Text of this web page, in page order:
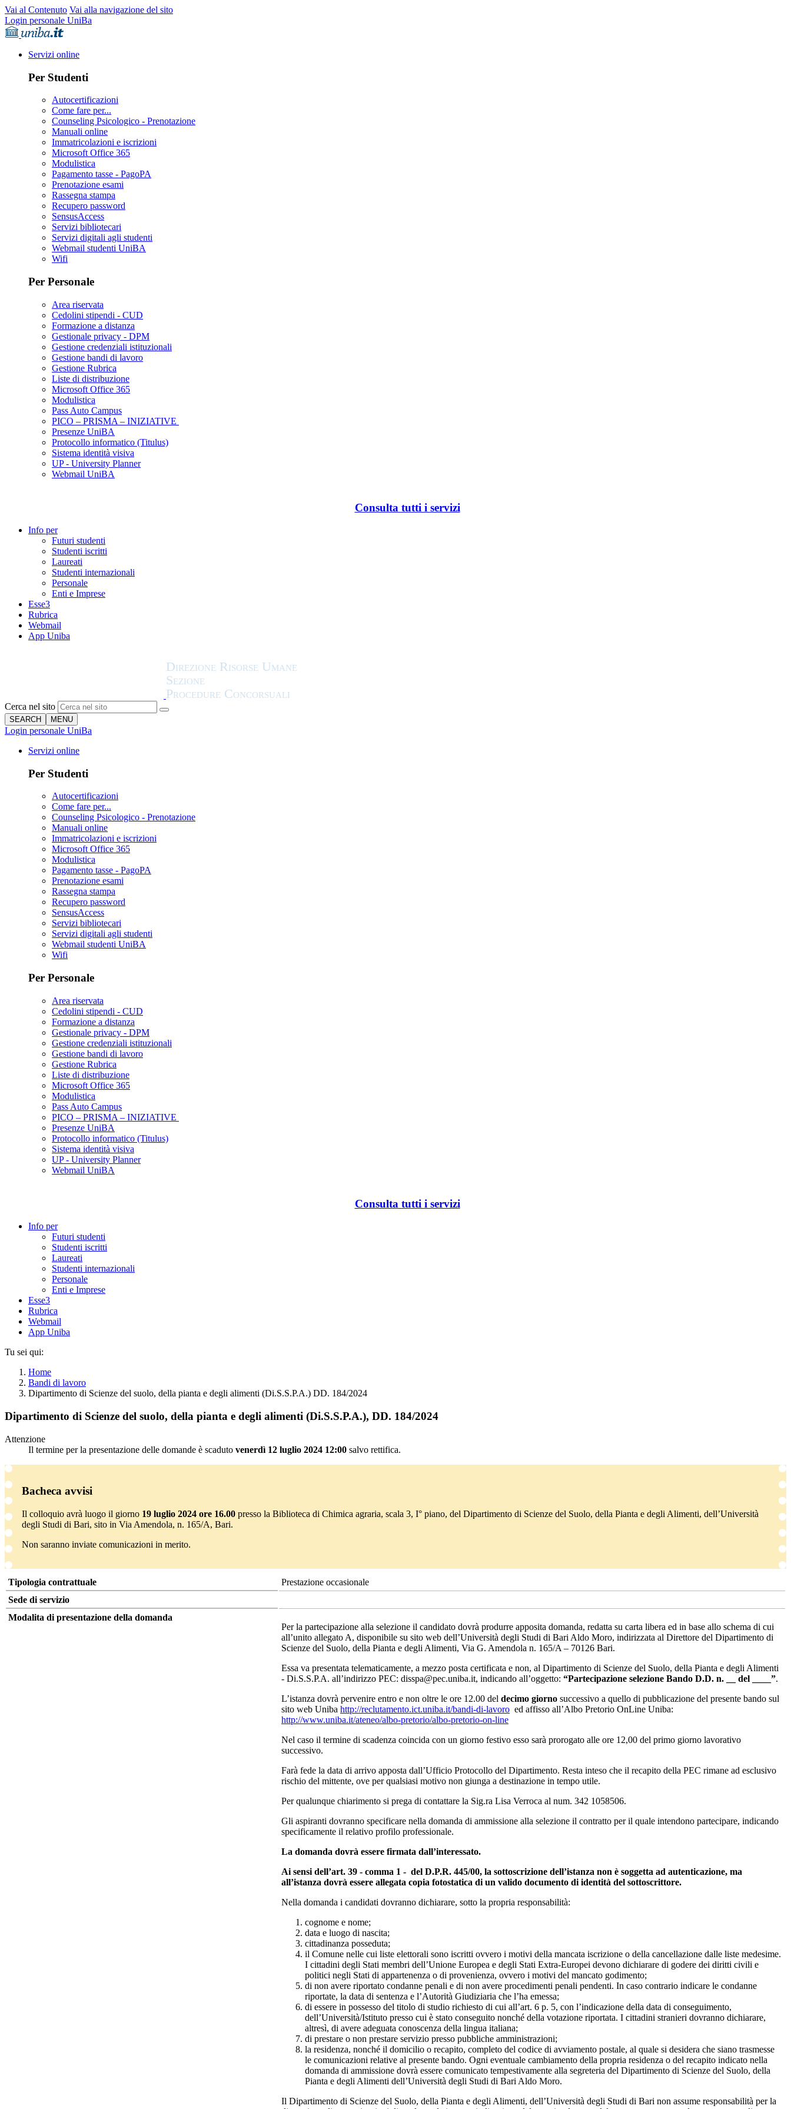
Vai al Contenuto Vai alla navigazione del sito
Login personale UniBa
Servizi online
Per Studenti
Autocertificazioni
Come fare per...
Counseling Psicologico - Prenotazione
Manuali online
Immatricolazioni e iscrizioni
Microsoft Office 365
Modulistica
Pagamento tasse - PagoPA
Prenotazione esami
Rassegna stampa
Recupero password
SensusAccess
Servizi bibliotecari
Servizi digitali agli studenti
Webmail studenti UniBA
Wifi
Per Personale
Area riservata
Cedolini stipendi - CUD
Formazione a distanza
Gestionale privacy - DPM
Gestione credenziali istituzionali
Gestione bandi di lavoro
Gestione Rubrica
Liste di distribuzione
Microsoft Office 365
Modulistica
Pass Auto Campus
PICO – PRISMA – INIZIATIVE
Presenze UniBA
Protocollo informatico (Titulus)
Sistema identità visiva
UP - University Planner
Webmail UniBA
Consulta tutti i servizi
Info per
Futuri studenti
Studenti iscritti
Laureati
Studenti internazionali
Personale
Enti e Imprese
Esse3
Rubrica
Webmail
App Uniba
Cerca nel sito
SEARCH MENU
Login personale UniBa
Servizi online
Per Studenti
Autocertificazioni
Come fare per...
Counseling Psicologico - Prenotazione
Manuali online
Immatricolazioni e iscrizioni
Microsoft Office 365
Modulistica
Pagamento tasse - PagoPA
Prenotazione esami
Rassegna stampa
Recupero password
SensusAccess
Servizi bibliotecari
Servizi digitali agli studenti
Webmail studenti UniBA
Wifi
Per Personale
Area riservata
Cedolini stipendi - CUD
Formazione a distanza
Gestionale privacy - DPM
Gestione credenziali istituzionali
Gestione bandi di lavoro
Gestione Rubrica
Liste di distribuzione
Microsoft Office 365
Modulistica
Pass Auto Campus
PICO – PRISMA – INIZIATIVE
Presenze UniBA
Protocollo informatico (Titulus)
Sistema identità visiva
UP - University Planner
Webmail UniBA
Consulta tutti i servizi
Info per
Futuri studenti
Studenti iscritti
Laureati
Studenti internazionali
Personale
Enti e Imprese
Esse3
Rubrica
Webmail
App Uniba
Tu sei qui:
Home
Bandi di lavoro
Dipartimento di Scienze del suolo, della pianta e degli alimenti (Di.S.S.P.A.) DD. 184/2024
Dipartimento di Scienze del suolo, della pianta e degli alimenti (Di.S.S.P.A.), DD. 184/2024
Attenzione
Il termine per la presentazione delle domande è scaduto venerdì 12 luglio 2024 12:00 salvo rettifica.
Bacheca avvisi
Il colloquio avrà luogo il giorno19 luglio 2024 ore 16.00presso la Biblioteca di Chimica agraria, scala 3, I° piano, del Dipartimento di Scienze del Suolo, della Pianta e degli Alimenti, dell’Università
degli Studi di Bari, sito in Via Amendola, n. 165/A, Bari.
Non saranno inviate comunicazioni in merito.
Tipologia contrattuale
Prestazione occasionale
Sede di servizio
Modalita di presentazione della domanda
Per la partecipazione alla selezione il candidato dovrà produrre apposita domanda, redatta su carta libera ed in base allo schema di cui
all’unito allegato A, disponibile su sito web dell’Università degli Studi di Bari Aldo Moro, indirizzata al Direttore del Dipartimento di
Scienze del Suolo, della Pianta e degli Alimenti, Via G. Amendola n. 165/A – 70126 Bari.
Essa va presentata telematicamente, a mezzo posta certificata e non, al Dipartimento di Scienze del Suolo, della Pianta e degli Alimenti
- Di.S.S.P.A. all’indirizzo PEC: disspa@pec.uniba.it, indicando all’oggetto: “Partecipazione selezione Bando D.D. n. __ del ____”.
L’istanza dovrà pervenire entro e non oltre le ore 12.00 del decimo giorno successivo a quello di pubblicazione del presente bando sul
sito web Uniba http://reclutamento.ict.uniba.it/bandi-di-lavoro ed affisso all’Albo Pretorio OnLine Uniba:
http://www.uniba.it/ateneo/albo-pretorio/albo-pretorio-on-line
Nel caso il termine di scadenza coincida con un giorno festivo esso sarà prorogato alle ore 12,00 del primo giorno lavorativo
successivo.
Farà fede la data di arrivo apposta dall’Ufficio Protocollo del Dipartimento. Resta inteso che il recapito della PEC rimane ad esclusivo
rischio del mittente, ove per qualsiasi motivo non giunga a destinazione in tempo utile.
Per qualunque chiarimento si prega di contattare la Sig.ra Lisa Verroca al num. 342 1058506.
Gli aspiranti dovranno specificare nella domanda di ammissione alla selezione il contratto per il quale intendono partecipare, indicando
specificamente il relativo profilo professionale.
La domanda dovrà essere firmata dall’interessato.
Ai sensi dell’art. 39 - comma 1 - del D.P.R. 445/00, la sottoscrizione dell’istanza non è soggetta ad autenticazione, ma
all’istanza dovrà essere allegata copia fotostatica di un valido documento di identità del sottoscrittore.
Nella domanda i candidati dovranno dichiarare, sotto la propria responsabilità:
cognome e nome;
data e luogo di nascita;
cittadinanza posseduta;
il Comune nelle cui liste elettorali sono iscritti ovvero i motivi della mancata iscrizione o della cancellazione dalle liste medesime.
I cittadini degli Stati membri dell’Unione Europea e degli Stati Extra-Europei devono dichiarare di godere dei diritti civili e
politici negli Stati di appartenenza o di provenienza, ovvero i motivi del mancato godimento;
di non avere riportato condanne penali e di non avere procedimenti penali pendenti. In caso contrario indicare le condanne
riportate, la data di sentenza e l’Autorità Giudiziaria che l’ha emessa;
di essere in possesso del titolo di studio richiesto di cui all’art. 6 p. 5, con l’indicazione della data di conseguimento,
dell’Università/Istituto presso cui è stato conseguito nonché della votazione riportata. I cittadini stranieri dovranno dichiarare,
altresì, di avere adeguata conoscenza della lingua italiana;
di prestare o non prestare servizio presso pubbliche amministrazioni;
la residenza, nonché il domicilio o recapito, completo del codice di avviamento postale, al quale si desidera che siano trasmesse
le comunicazioni relative al presente bando. Ogni eventuale cambiamento della propria residenza o del recapito indicato nella
domanda di ammissione dovrà essere comunicato tempestivamente alla segreteria del Dipartimento di Scienze del Suolo, della
Pianta e degli Alimenti dell’Università degli Studi di Bari Aldo Moro.
Il Dipartimento di Scienze del Suolo, della Pianta e degli Alimenti, dell’Università degli Studi di Bari non assume responsabilità per la